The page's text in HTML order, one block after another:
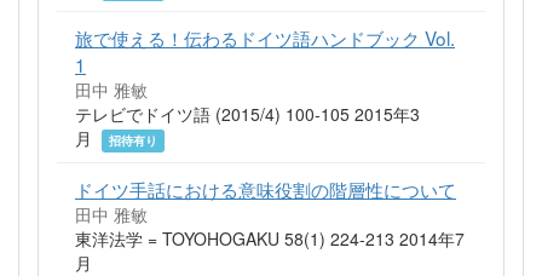
旅で使える！伝わるドイツ語ハンドブック Vol.
1
田中 雅敏
テレビでドイツ語 (2015/4) 100-105 2015年3
月
招待有り
ドイツ手話における意味役割の階層性について
田中 雅敏
東洋法学 = TOYOHOGAKU 58(1) 224-213 2014年7
月